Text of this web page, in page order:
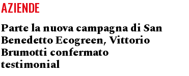
AZIENDE
Parte la nuova campagna di San
Benedetto Ecogreen, Vittorio
Brumotti confermato
testimonial